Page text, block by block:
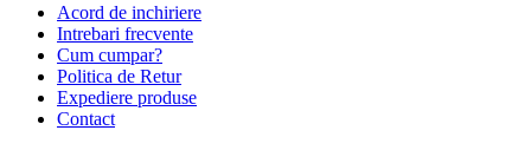
Acord de inchiriere
Intrebari frecvente
Cum cumpar?
Politica de Retur
Expediere produse
Contact